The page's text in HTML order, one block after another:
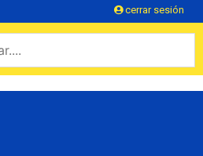
cerrar sesión